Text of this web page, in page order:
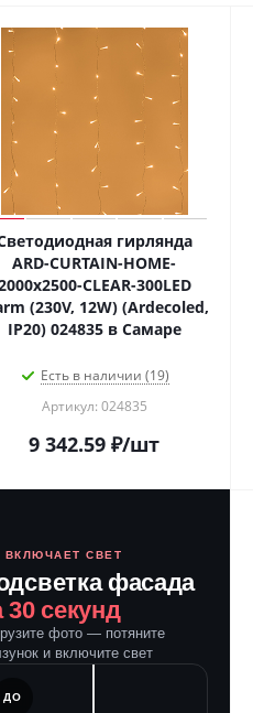
гирлянда
ARD-CURTAIN-HOME-
CLEAR-300LED
(230V, 12W) (Ardecoled,
IP20) 024835 в Самаре
Есть в наличии (19)
Артикул: 024835
9 342.59 ₽/шт
ВКЛЮЧАЕТ СВЕТ
фасада
30 секунд
фото — потяните
и включите свет
ДО